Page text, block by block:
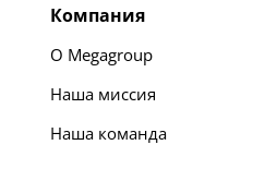
Компания
О Megagroup
Наша миссия
Наша команда